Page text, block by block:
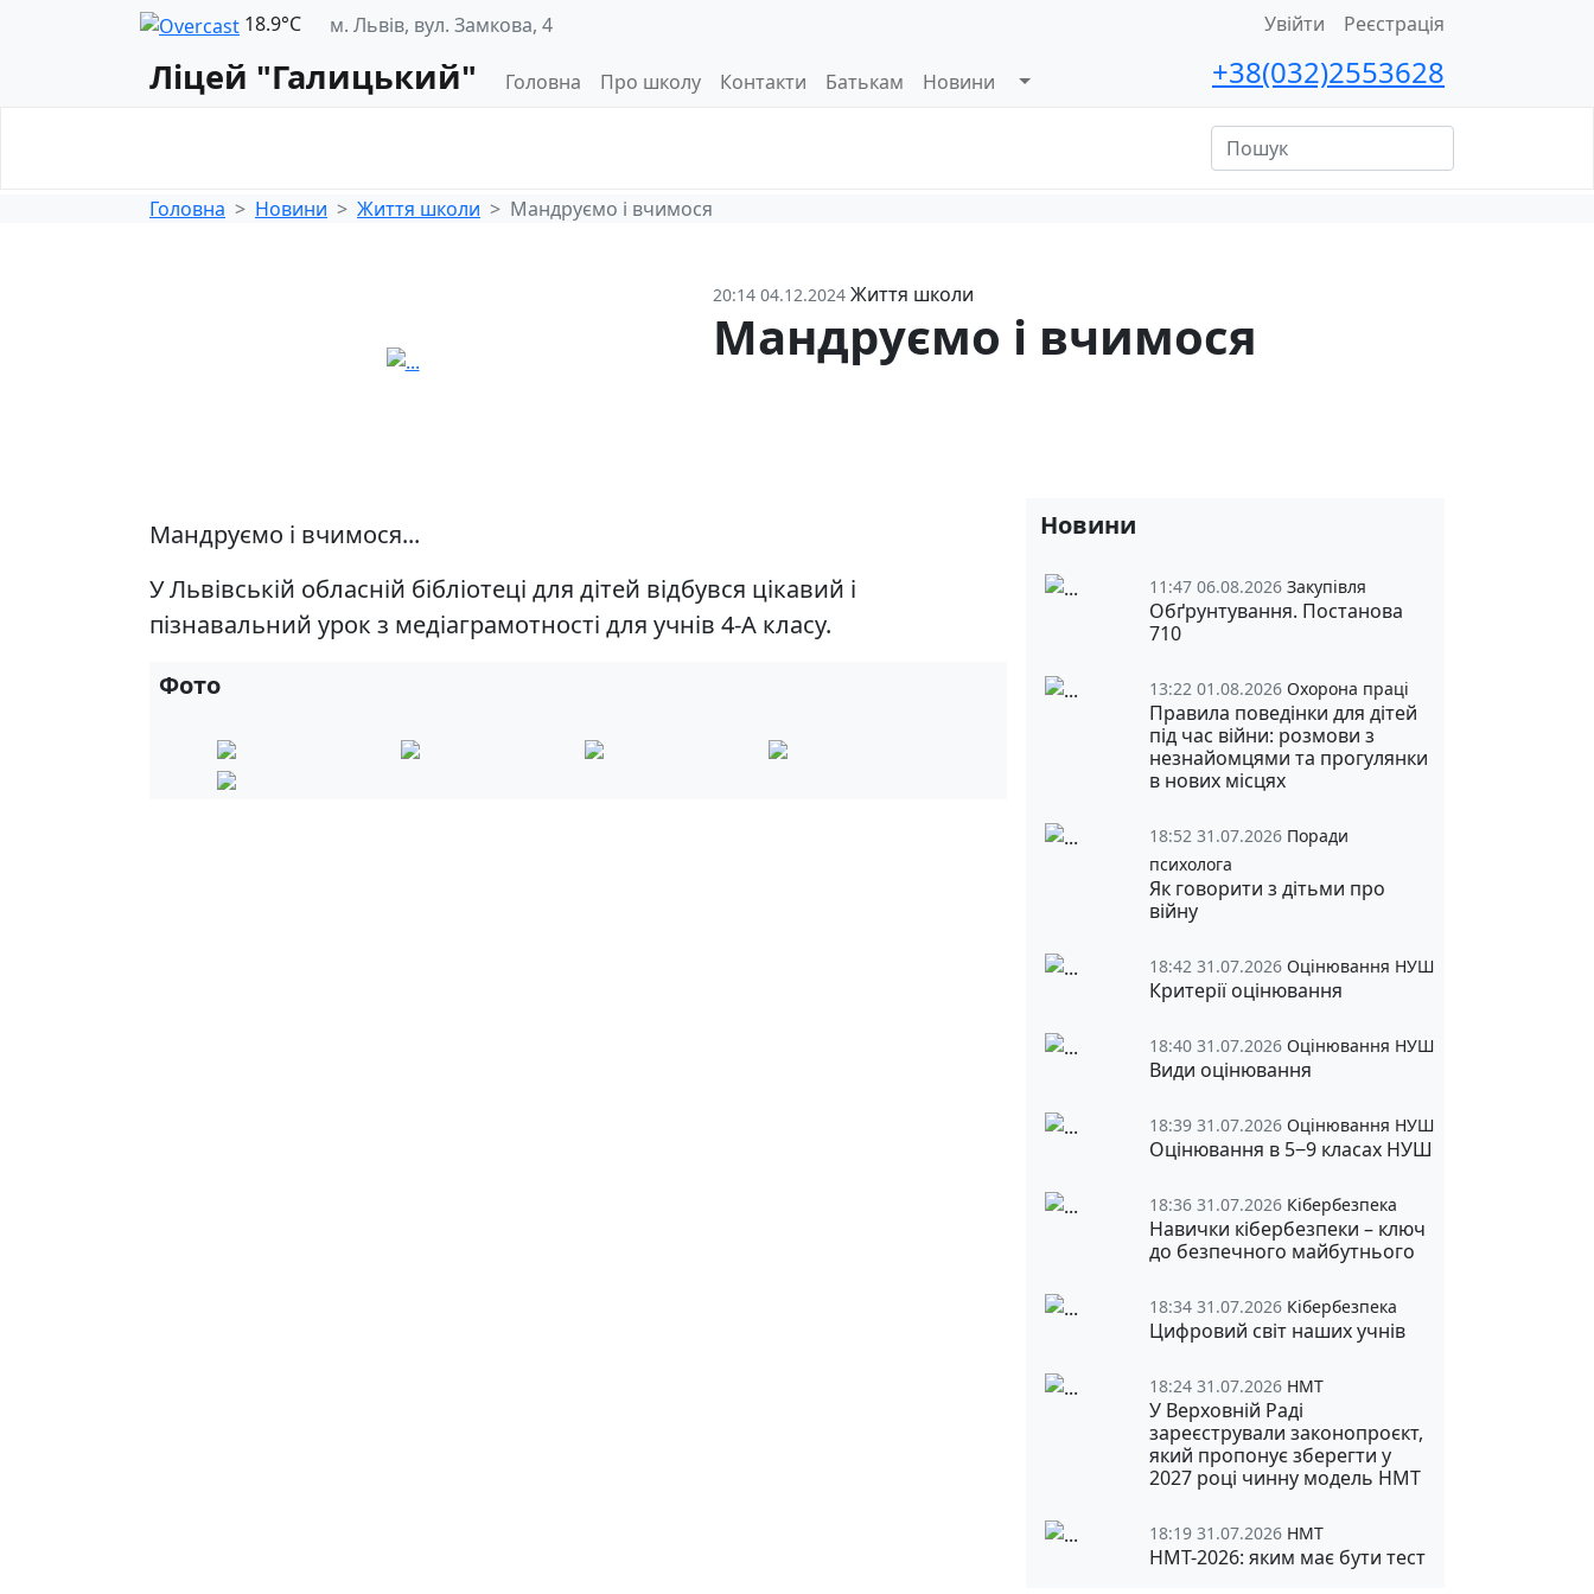
18.9°С м. Львів, вул. Замкова, 4 Увійти Реєстрація
Ліцей "Галицький" Головна Про школу Контакти Батькам Новини +38(032)2553628
Головна
Новини Життя школи Мандруємо і вчимося
20:14 04.12.2024 Життя школи
Мандруємо і вчимося
Мандруємо і вчимося...
У Львівській обласній бібліотеці для дітей відбувся цікавий і
пізнавальний урок з медіаграмотності для учнів 4-А класу.
Фото
Новини
11:47 06.08.2026 Закупівля
Обґрунтування. Постанова
710
13:22 01.08.2026 Охорона праці
Правила поведінки для дітей
під час війни: розмови з
незнайомцями та прогулянки
в нових місцях
18:52 31.07.2026 Поради
психолога
Як говорити з дітьми про
війну
18:42 31.07.2026 Оцінювання НУШ
Критерії оцінювання
18:40 31.07.2026 Оцінювання НУШ
Види оцінювання
18:39 31.07.2026 Оцінювання НУШ
Оцінювання в 5‒9 класах НУШ
18:36 31.07.2026 Кібербезпека
Навички кібербезпеки – ключ
до безпечного майбутнього
18:34 31.07.2026 Кібербезпека
Цифровий світ наших учнів
18:24 31.07.2026 НМТ
У Верховній Раді
зареєстрували законопроєкт,
який пропонує зберегти у
2027 році чинну модель НМТ
18:19 31.07.2026 НМТ
НМТ-2026: яким має бути тест